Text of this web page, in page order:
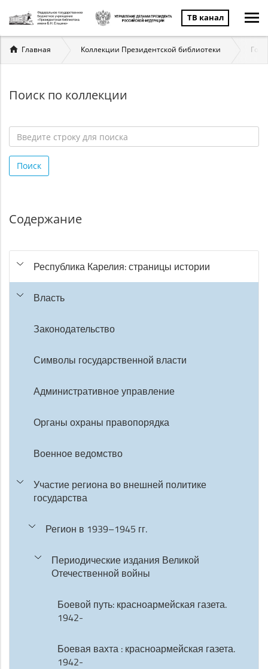
ТВ канал
Вы
здесь
Главная Коллекции Президентской библиотеки
Поиск по коллекции
строку
для
Поиск
Содержание
Республика Карелия: страницы истории
Власть
Законодательство
Символы государственной власти
Административное управление
Органы охраны правопорядка
Военное ведомство
Участие региона во внешней политике
государства
Регион в 1939–1945 гг.
Периодические издания Великой
Отечественной войны
Боевой путь: красноармейская газета.
1942-
Боевая вахта : красноармейская газета.
1942-